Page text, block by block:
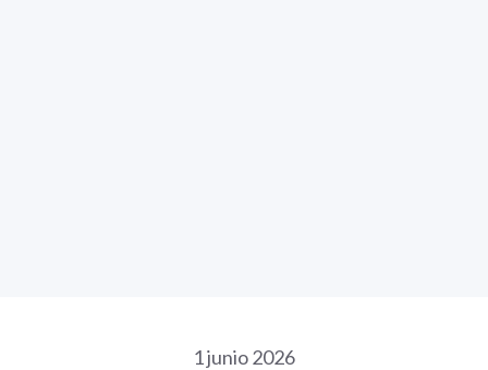
1 junio 2026